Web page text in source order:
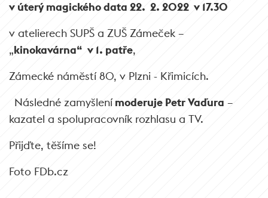
v úterý magického data 22. 2. 2022 v 17.30
v atelierech SUPŠ a ZUŠ Zámeček –
„kinokavárna“ v 1. patře,
Zámecké náměstí 80, v Plzni - Křimicích.
Následné zamyšlenímoderuje Petr Vaďura –
kazatel a spolupracovník rozhlasu a TV.
Přijďte, těšíme se!
Foto FDb.cz